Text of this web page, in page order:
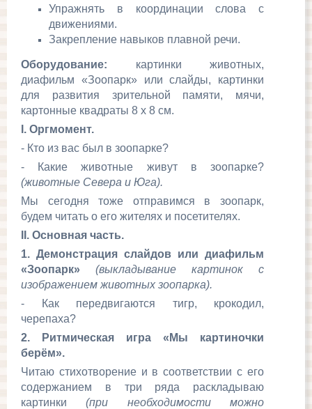
Упражнять в координации слова с
движениями.
Закрепление навыков плавной речи.
Оборудование: картинки животных,
диафильм «Зоопарк» или слайды, картинки
для развития зрительной памяти, мячи,
картонные квадраты 8 х 8 см.
. Оргмомент.
- Кто из вас был в зоопарке?
- Какие животные живут в зоопарке?
(животные Севера и Юга).
Мы сегодня тоже отправимся в зоопарк,
будем читать о его жителях и посетителях.
. Основная часть.
1. Демонстрация слайдов или диафильм
«Зоопарк»
(выкладывание картинок с
изображением животных зоопарка).
- Как передвигаются тигр, крокодил,
черепаха?
2. Ритмическая игра «Мы картиночки
берём».
Читаю стихотворение и в соответствии с его
содержанием в три ряда раскладываю
картинки(при необходимости можно